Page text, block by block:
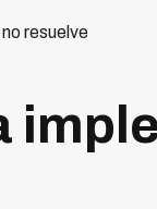
resuelve